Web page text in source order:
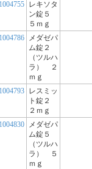
1004755 レキソタ
ン錠５
５ｍｇ
1004786
メダゼパ
ム錠２
（ツルハ
ラ） ２
ｍｇ
1004793 レスミッ
ト錠２
２ｍｇ
1004830
メダゼパ
ム錠５
（ツルハ
ラ） ５
ｍｇ